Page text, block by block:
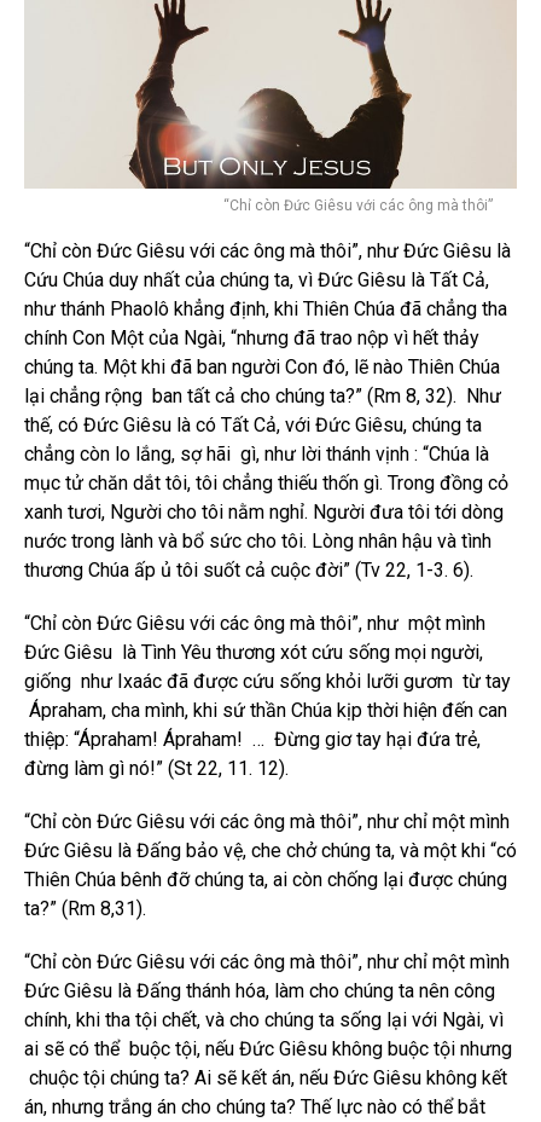
“Chỉ còn Đức Giêsu với các ông mà thôi”
“Chỉ còn Đức Giêsu với các ông mà thôi”, như Đức Giêsu là
Cứu Chúa duy nhất của chúng ta, vì Đức Giêsu là Tất Cả,
như thánh Phaolô khẳng định, khi Thiên Chúa đã chẳng tha
chính Con Một của Ngài, “nhưng đã trao nộp vì hết thảy
chúng ta. Một khi đã ban người Con đó, lẽ nào Thiên Chúa
lại chẳng rộng ban tất cả cho chúng ta?” (Rm 8, 32). Như
thế, có Đức Giêsu là có Tất Cả, với Đức Giêsu, chúng ta
chẳng còn lo lắng, sợ hãi gì, như lời thánh vịnh : “Chúa là
mục tử chăn dắt tôi, tôi chẳng thiếu thốn gì. Trong đồng cỏ
xanh tươi, Người cho tôi nằm nghỉ. Người đưa tôi tới dòng
nước trong lành và bổ sức cho tôi. Lòng nhân hậu và tình
thương Chúa ấp ủ tôi suốt cả cuộc đời” (Tv 22, 1-3. 6).
“Chỉ còn Đức Giêsu với các ông mà thôi”, như một mình
Đức Giêsu là Tình Yêu thương xót cứu sống mọi người,
giống như Ixaác đã được cứu sống khỏi lưỡi gươm từ tay
Ápraham, cha mình, khi sứ thần Chúa kịp thời hiện đến can
thiệp: “Ápraham! Ápraham! … Đừng giơ tay hại đứa trẻ,
đừng làm gì nó!” (St 22, 11. 12).
“Chỉ còn Đức Giêsu với các ông mà thôi”, như chỉ một mình
Đức Giêsu là Đấng bảo vệ, che chở chúng ta, và một khi “có
Thiên Chúa bênh đỡ chúng ta, ai còn chống lại được chúng
ta?” (Rm 8,31).
“Chỉ còn Đức Giêsu với các ông mà thôi”, như chỉ một mình
Đức Giêsu là Đấng thánh hóa, làm cho chúng ta nên công
chính, khi tha tội chết, và cho chúng ta sống lại với Ngài, vì
ai sẽ có thể buộc tội, nếu Đức Giêsu không buộc tội nhưng
chuộc tội chúng ta? Ai sẽ kết án, nếu Đức Giêsu không kết
án, nhưng trắng án cho chúng ta? Thế lực nào có thể bắt